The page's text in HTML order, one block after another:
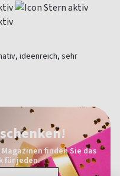
ideenreich, sehr
finden Sie das
für jeden.